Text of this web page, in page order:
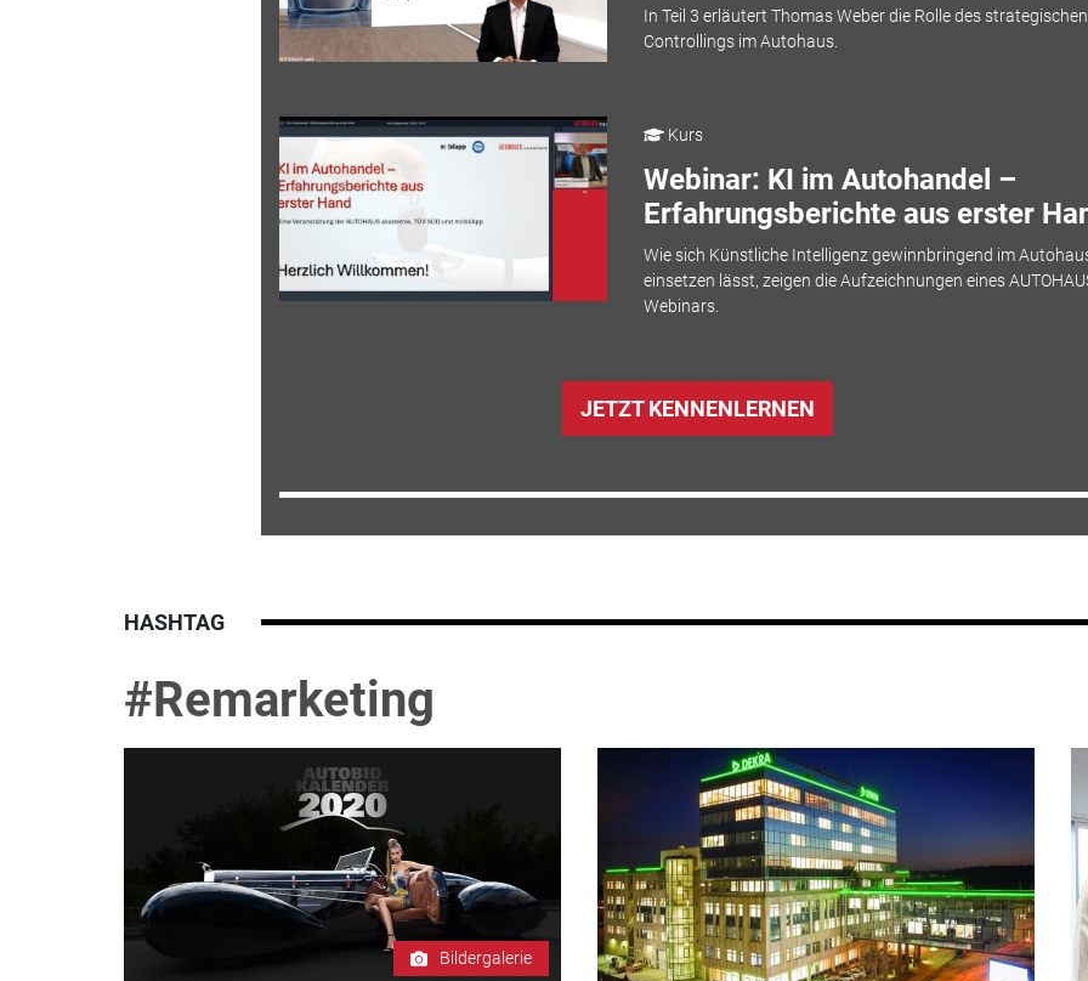
In Teil 3 erläutert Thomas Weber die Rolle des strategischen
Controllings im Autohaus.
Kurs
Webinar: KI im Autohandel –
Erfahrungsberichte aus erster
Wie sich Künstliche Intelligenz gewinnbringend im
einsetzen lässt, zeigen die Aufzeichnungen eines
Webinars.
JETZT KENNENLERNEN
HASHTAG
#Remarketing
Bildergalerie